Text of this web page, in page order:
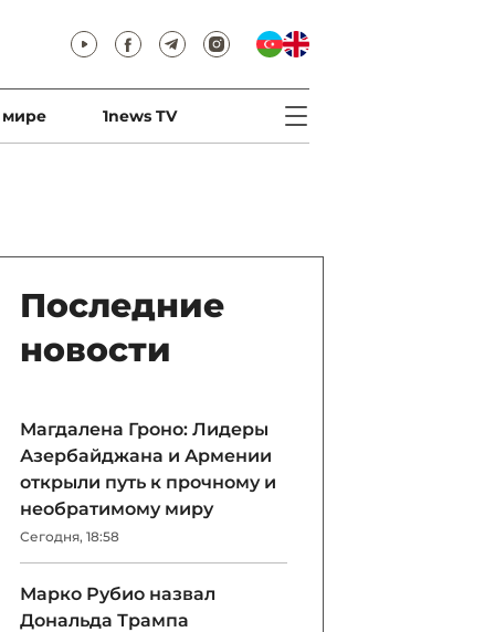
мире 1news TV
Последние
новости
Магдалена Гроно: Лидеры
Азербайджана и Армении
открыли путь к прочному и
необратимому миру
Сегодня, 18:58
Марко Рубио назвал
Дональда Трампа